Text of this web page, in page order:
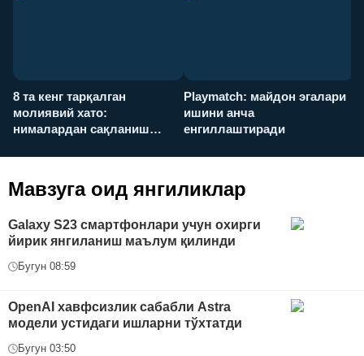
8 та кенг тарқалган
молиявий хато:
нималардан сақланиш
Playmatch: майдон эгалари
ишини анча
енгиллаштиради
Мавзуга оид янгиликлар
Galaxy S23 смартфонлари учун охирги
йирик янгиланиш маълум қилинди
Бугун 08:59
OpenAI хавфсизлик сабабли Astra
модели устидаги ишларни тўхтатди
Бугун 03:50